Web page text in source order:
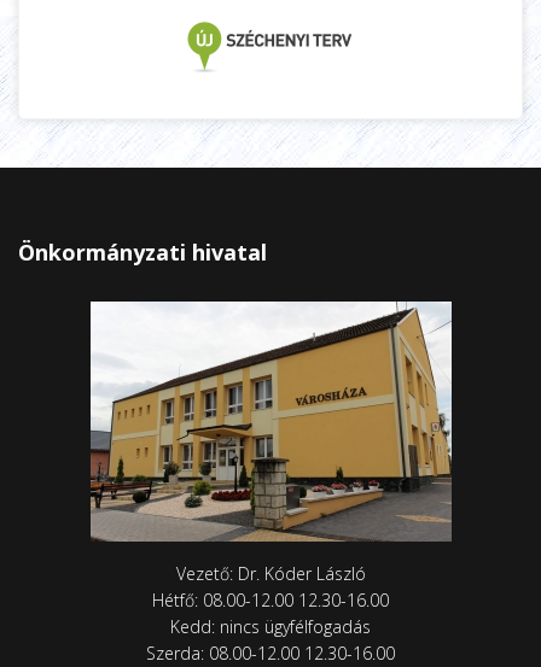
Önkormányzati hivatal
Vezető: Dr. Kóder László
Hétfő: 08.00-12.00 12.30-16.00
Kedd: nincs ügyfélfogadás
Szerda: 08.00-12.00 12.30-16.00